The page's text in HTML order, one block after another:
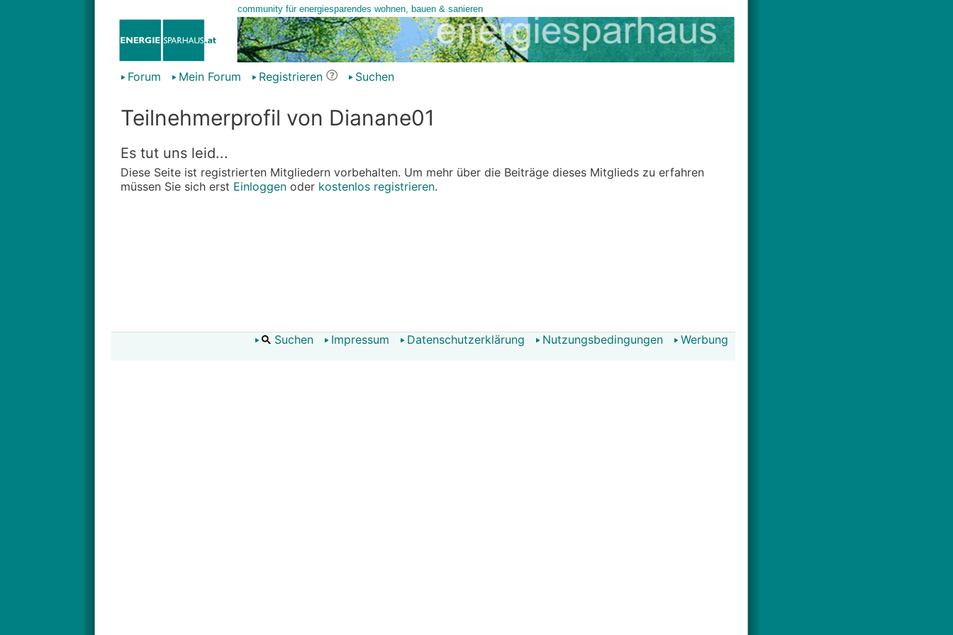
Forum Mein Forum Registrieren Suchen
Teilnehmerprofil von Dianane01
Es tut uns leid...
Diese Seite ist registrierten Mitgliedern vorbehalten. Um mehr über die Beiträge dieses Mitglieds zu erfahren
müssen Sie sich erst Einloggenoder kostenlos registrieren.
Suchen Impressum Datenschutzerklärung Nutzungsbedingungen Werbung